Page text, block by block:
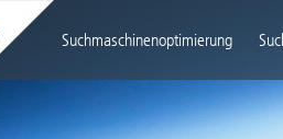
Navigation
überspringen
Suchmaschinenoptimierung